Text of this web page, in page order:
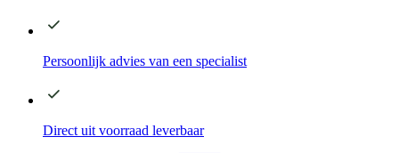
Persoonlijk advies van een specialist
Direct uit voorraad leverbaar